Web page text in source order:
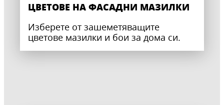
ЦВЕТОВЕ НА ФАСАДНИ МАЗИЛКИ
Изберете от зашеметяващите
цветове мазилки и бои за дома си.